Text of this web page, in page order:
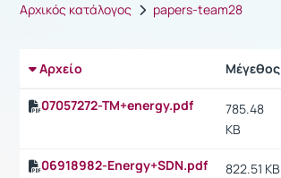
Αρχικός κατάλογος papers-team28
Αρχείο Μέγεθος
07057272-TM+energy.pdf
785.48
KB
06918982-Energy+SDN.pdf 822.51 KB